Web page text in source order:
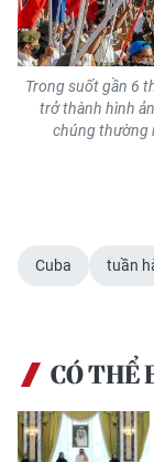
Trong suốt gần 6
trở thành hình
chúng thường
Cuba tuần
CÓ THỂ